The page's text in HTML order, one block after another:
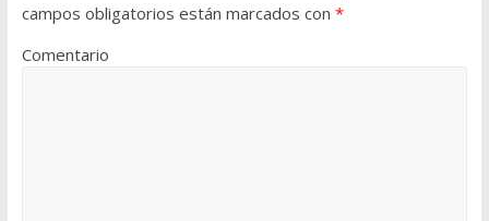
campos obligatorios están marcados con *
Comentario